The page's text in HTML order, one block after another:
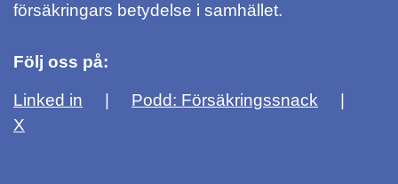
försäkringars betydelse i samhället.
Följ oss på:
Linked in
Podd: Försäkringssnack
X